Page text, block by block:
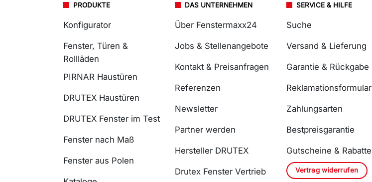
PRODUKTE
Konfigurator
Fenster, Türen &
Rollläden
PIRNAR Haustüren
DRUTEX Haustüren
DRUTEX Fenster im Test
Fenster nach Maß
Fenster aus Polen
DAS UNTERNEHMEN
Über Fenstermaxx24
Jobs & Stellenangebote
Kontakt & Preisanfragen
Referenzen
Newsletter
Partner werden
Hersteller DRUTEX
Drutex Fenster Vertrieb
SERVICE & HILFE
Suche
Versand & Lieferung
Garantie & Rückgabe
Reklamationsformular
Zahlungsarten
Bestpreisgarantie
Gutscheine & Rabatte
Vertrag widerrufen